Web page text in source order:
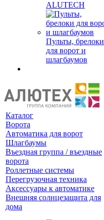
ALUTECH
Пульты, брелоки
для ворот и
шлагбаумов
Каталог
Ворота
Автоматика для ворот
Шлагбаумы
Въездная группа / въездные
ворота
Роллетные системы
Перегрузочная техника
Аксессуары к автоматике
Внешняя солнцезащита для
дома